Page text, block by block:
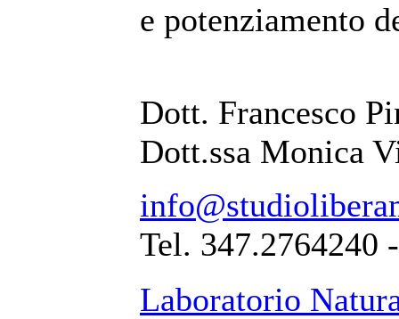
e potenziamento
Dott. Francesco
Dott.ssa Monica
Tel. 347.2764240
Laboratorio